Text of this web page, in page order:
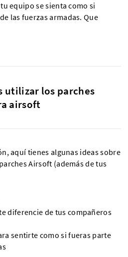
equipo se sienta como si
las fuerzas armadas. Que
utilizar los parches
airsoft
aquí tienes algunas ideas sobre
Airsoft (además de tus
diferencie de tus compañeros
sentirte como si fueras parte